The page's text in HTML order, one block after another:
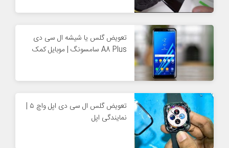
تعویض گلس یا شیشه ال سی دی
A8 Plus سامسونگ | موبایل کمک
تعویض گلس ال سی دی اپل واچ ۵ |
نمایندگی اپل